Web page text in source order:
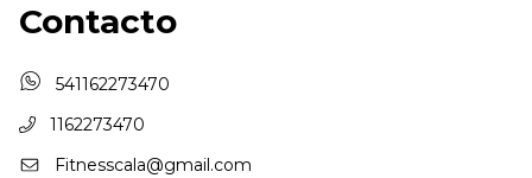
Contacto
541162273470
1162273470
Fitnesscala@gmail.com